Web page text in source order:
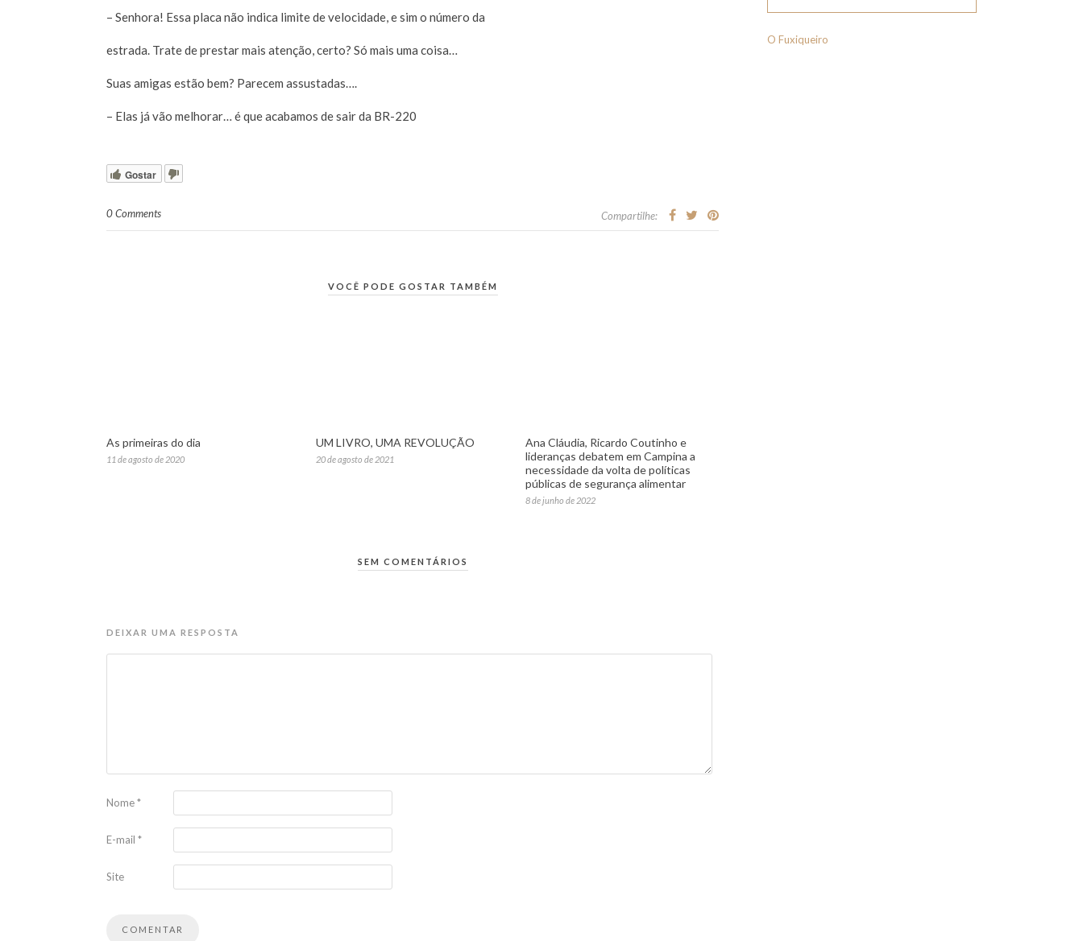
– Senhora! Essa placa não indica limite de velocidade, e sim o número da
estrada. Trate de prestar mais atenção, certo? Só mais uma coisa…
Suas amigas estão bem? Parecem assustadas….
– Elas já vão melhorar… é que acabamos de sair da BR-220⁠⁠⁠⁠
Gostar
0 Comments Compartilhe:
VOCÊ PODE GOSTAR TAMBÉM
As primeiras do dia
11 de agosto de 2020
UM LIVRO, UMA REVOLUÇÃO
20 de agosto de 2021
Ana Cláudia, Ricardo Coutinho e
lideranças debatem em Campina a
necessidade da volta de políticas
públicas de segurança alimentar
8 de junho de 2022
SEM COMENTÁRIOS
DEIXAR UMA RESPOSTA
Nome*
E-mail *
Site
O Fuxiqueiro